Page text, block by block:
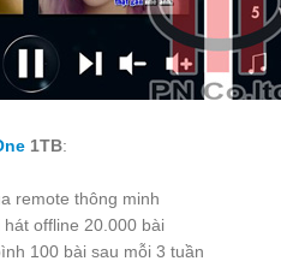
1TB:
remote thông minh
offline 20.000 bài
100 bài sau mỗi 3 tuần